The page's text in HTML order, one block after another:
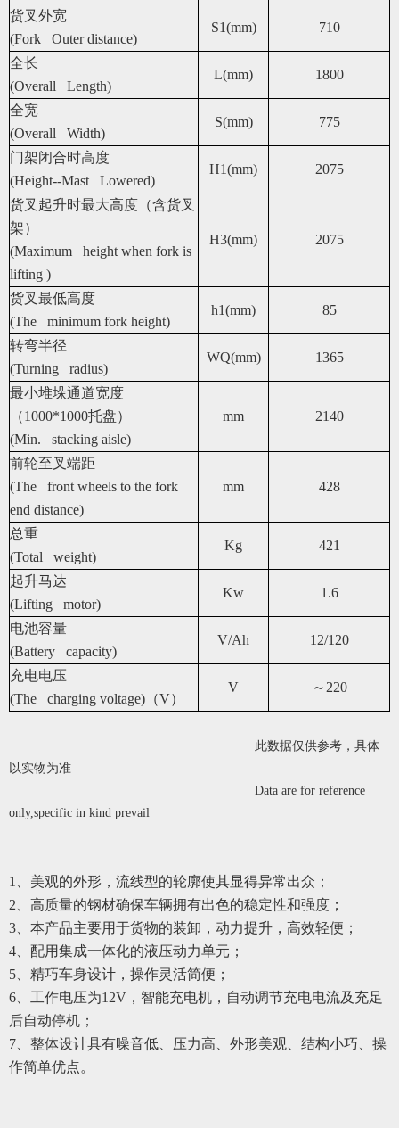
货叉外宽
(Fork Outer distance)
S1(mm) 710
全长
(Overall Length)
L(mm) 1800
全宽
(Overall Width)
S(mm) 775
门架闭合时高度
(Height--Mast Lowered)
H1(mm) 2075
货叉起升时最大高度（含货叉
架）
(Maximum height when fork is
lifting )
H3(mm) 2075
货叉最低高度
(The minimum fork height)
h1(mm) 85
转弯半径
(Turning radius)
WQ(mm) 1365
最小堆垛通道宽度
（1000*1000托盘）
(Min. stacking aisle)
mm 2140
前轮至叉端距
(The front wheels to the fork
end distance)
mm 428
总重
(Total weight)
Kg 421
起升马达
(Lifting motor)
Kw 1.6
电池容量
(Battery capacity)
V/Ah 12/120
充电电压
(The charging voltage) （V）
V ～220
此数据仅供参考，具体
以实物为准
Data are for reference
only,specific in kind prevail
1
、美观的外形，流线型的轮廓使其显得异常出众；
2 、高质量的钢材确保车辆拥有出色的稳定性和强度；
3 、本产品主要用于货物的装卸，动力提升，高效轻便；
4 、配用集成一体化的液压动力单元；
5 、精巧车身设计，操作灵活简便；
6 、工作电压为12V，智能充电机，自动调节充电电流及充足
后自动停机；
7 、整体设计具有噪音低、压力高、外形美观、结构小巧、操
作简单优点。